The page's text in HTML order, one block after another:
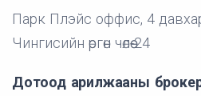
Парк Плэйс оффис, 4
Чингисийн өргөн чөлөө-24
Дотоод арилжааны